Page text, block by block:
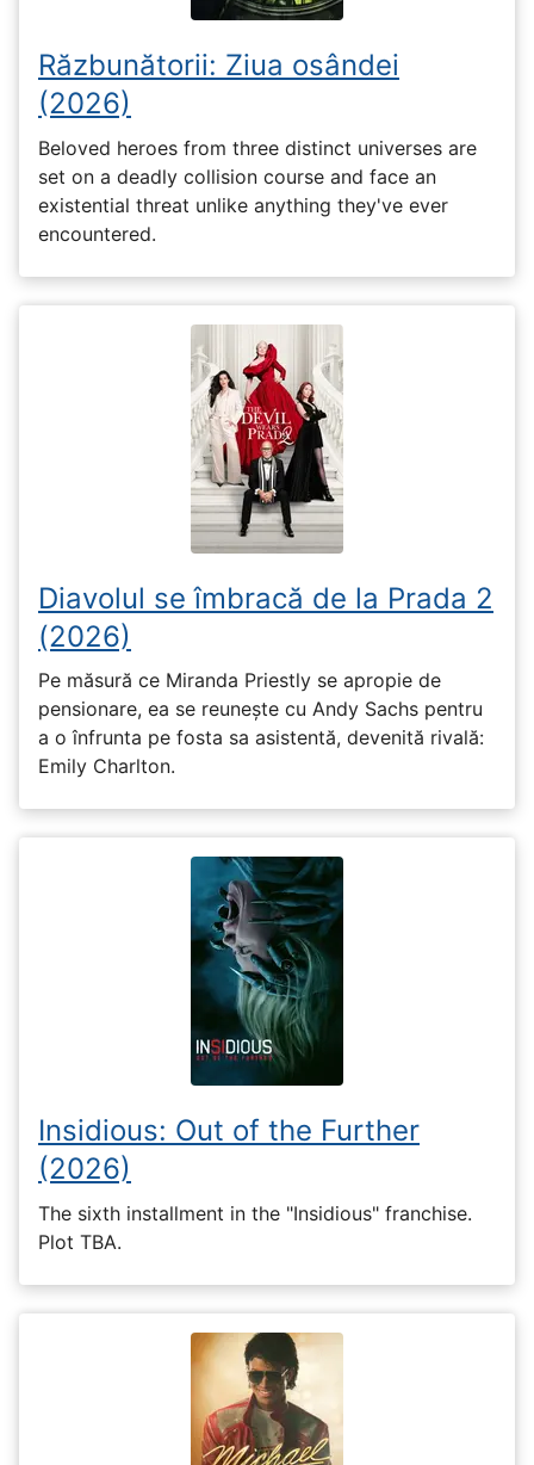
Răzbunătorii: Ziua osândei
(2026)
Beloved heroes from three distinct universes are
set on a deadly collision course and face an
existential threat unlike anything they've ever
encountered.
Diavolul se îmbracă de la Prada 2
(2026)
Pe măsură ce Miranda Priestly se apropie de
pensionare, ea se reunește cu Andy Sachs pentru
a o înfrunta pe fosta sa asistentă, devenită rivală:
Emily Charlton.
Insidious: Out of the Further
(2026)
The sixth installment in the "Insidious" franchise.
Plot TBA.